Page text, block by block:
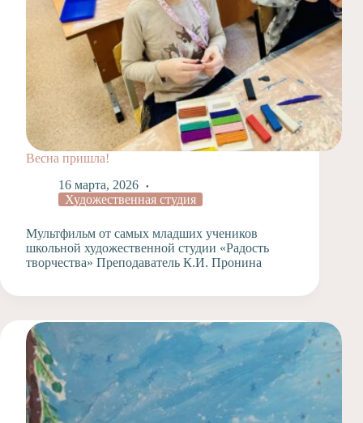
Весна пришла!
16 марта, 2026
Художественная студия
Мультфильм от самых младших учеников
школьной художественной студии «Радость
творчества» Преподаватель К.И. Пронина